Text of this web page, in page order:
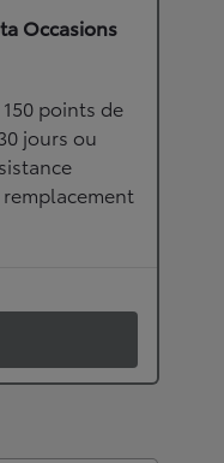
Occasions
points de
jours ou